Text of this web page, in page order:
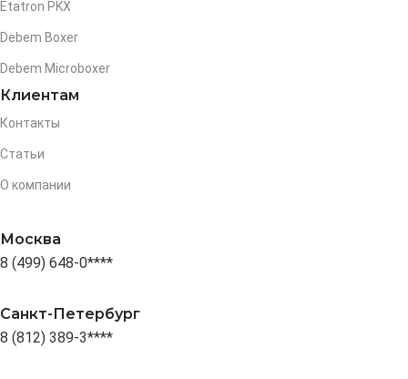
Etatron PKX
Debem Boxer
Debem Microboxer
Клиентам
Контакты
Статьи
О компании
Москва
8 (499) 648-0****
Санкт-Петербург
8 (812) 389-3****